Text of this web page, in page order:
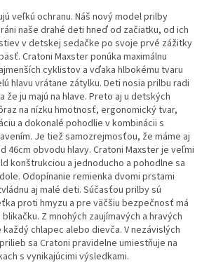
veľkú ochranu. Náš nový model prilby
naše drahé deti hneď od začiatku, od ich
v detskej sedačke po svoje prvé zážitky
Cratoni Maxster ponúka maximálnu
cyklistov a vďaka hlbokému tvaru
hlavu vrátane zátylku. Deti nosia prilbu radi
ju majú na hlave. Preto aj u detských
na nízku hmotnosť, ergonomický tvar,
a dokonalé pohodlie v kombinácii s
Je tiež samozrejmosťou, že máme aj
46cm obvodu hlavy. Cratoni Maxster je veľmi
konštrukciou a jednoducho a pohodlne sa
Odopínanie remienka dvomi prstami
aj malé deti. Súčasťou prilby sú
proti hmyzu a pre väčšiu bezpečnosť má
Z mnohých zaujímavých a hravých
chlapec alebo dievča. V nezávislých
sa Cratoni pravidelne umiestňuje na
s vynikajúcimi výsledkami.